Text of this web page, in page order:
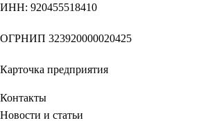
ИНН: 920455518410
ОГРНИП 323920000020425
Карточка предприятия
Контакты
Новости и статьи